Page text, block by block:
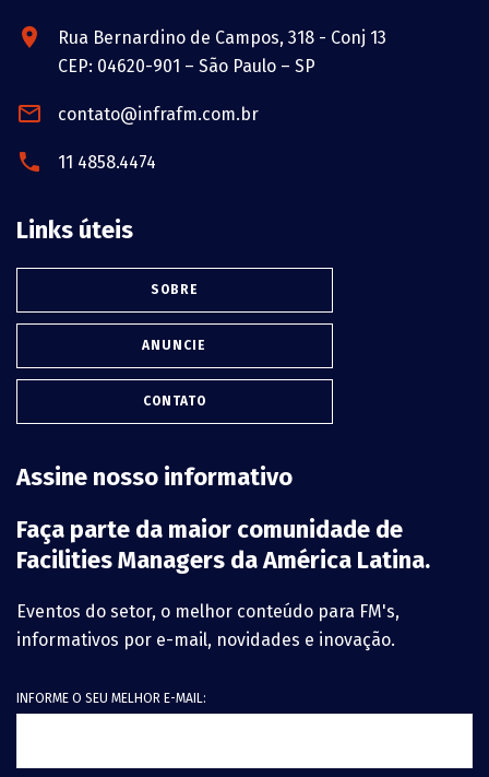
Rua Bernardino de Campos, 318 - Conj 13
CEP: 04620-901 – São Paulo – SP
contato@infrafm.com.br
11 4858.4474
Links úteis
SOBRE
ANUNCIE
CONTATO
Assine nosso informativo
Faça parte da maior comunidade de
Facilities Managers da América Latina.
Eventos do setor, o melhor conteúdo para FM's,
informativos por e-mail, novidades e inovação.
INFORME O SEU MELHOR E-MAIL: